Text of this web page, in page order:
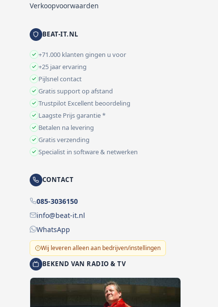
Verkoopvoorwaarden
BEAT-IT.NL
+71.000 klanten gingen u voor
+25 jaar ervaring
Pijlsnel contact
Gratis support op afstand
Trustpilot Excellent beoordeling
Laagste Prijs garantie *
Betalen na levering
Gratis verzending
Specialist in software & netwerken
CONTACT
085-3036150
info@beat-it.nl
WhatsApp
Wij leveren alleen aan bedrijven/instellingen
BEKEND VAN RADIO & TV